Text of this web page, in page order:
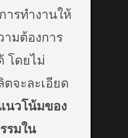
ารทำงานให้
ามต้องการ
โดยไม่
ตจะละเอียด
นวโน้มของ
รมใน